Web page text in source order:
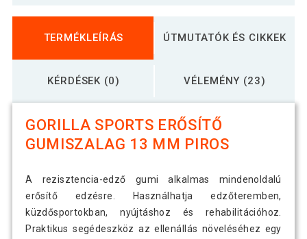
TERMÉKLEÍRÁS ÚTMUTATÓK ÉS CIKKEK
KÉRDÉSEK (0) VÉLEMÉNY (23)
GORILLA SPORTS ERŐSÍTŐ
GUMISZALAG 13 MM PIROS
A rezisztencia-edző gumi alkalmas mindenoldalú
erősítő edzésre. Használhatja edzőteremben,
küzdősportokban, nyújtáshoz és rehabilitációhoz.
Praktikus segédeszköz az ellenállás növeléséhez egy